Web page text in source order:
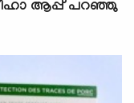
ആപ്പ് പറഞ്ഞു